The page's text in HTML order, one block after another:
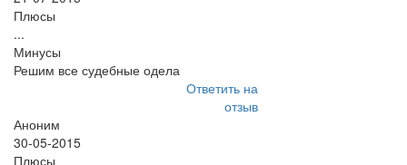
Плюсы
...
Минусы
Решим все судебные одела
Ответить на
отзыв
Аноним
30-05-2015
Плюсы